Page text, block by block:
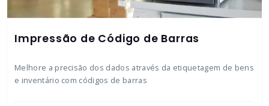
Impressão de Código de Barras
Melhore a precisão dos dados através da etiquetagem de bens
e inventário com códigos de barras